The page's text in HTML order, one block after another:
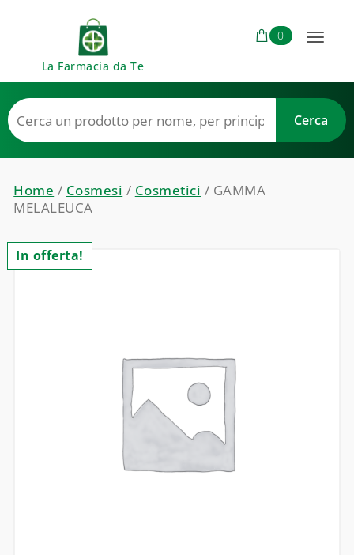
La Farmacia da Te
0
Toggle
Home / Cosmesi / Cosmetici / GAMMA
MELALEUCA
In offerta!